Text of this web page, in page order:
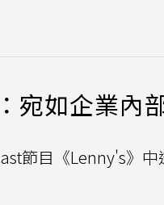
宛如企業內
節目《Lenny's》